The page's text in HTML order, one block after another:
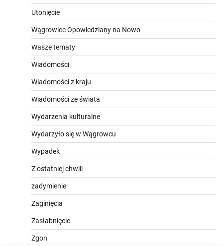
Utonięcie
Wągrowiec Opowiedziany na Nowo
Wasze tematy
Wiadomości
Wiadomości z kraju
Wiadomości ze świata
Wydarzenia kulturalne
Wydarzyło się w Wągrowcu
Wypadek
Z ostatniej chwili
zadymienie
Zaginięcia
Zasłabnięcie
Zgon